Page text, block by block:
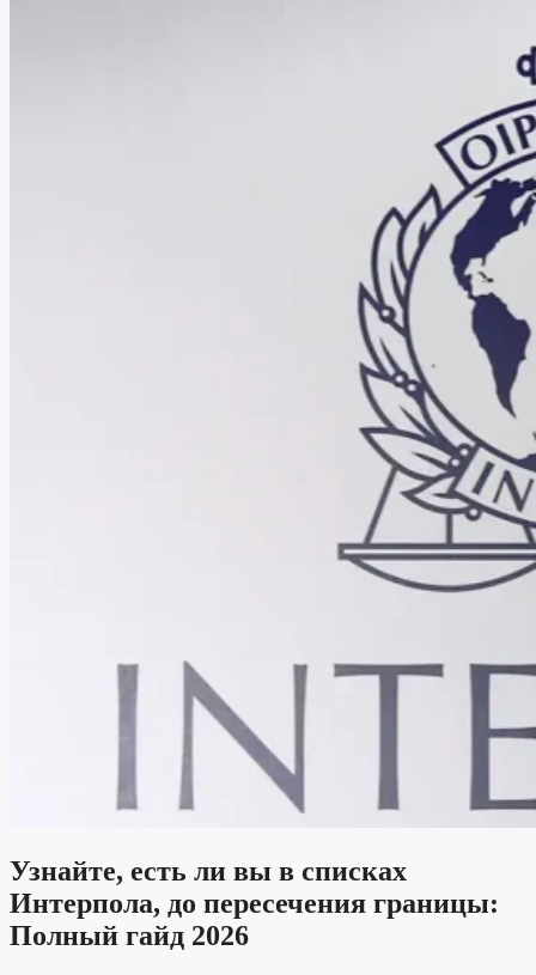
Узнайте, есть ли вы в списках
Интерпола, до пересечения границы:
Полный гайд 2026